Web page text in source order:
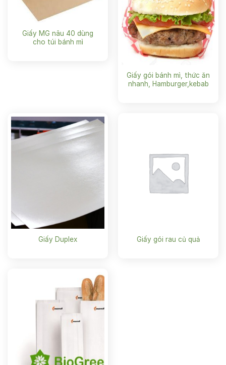
Giấy MG nâu 40 dùng
cho túi bánh mì
Giấy gói bánh mì, thức ăn
nhanh, Hamburger,kebab
Giấy Duplex Giấy gói rau củ quả